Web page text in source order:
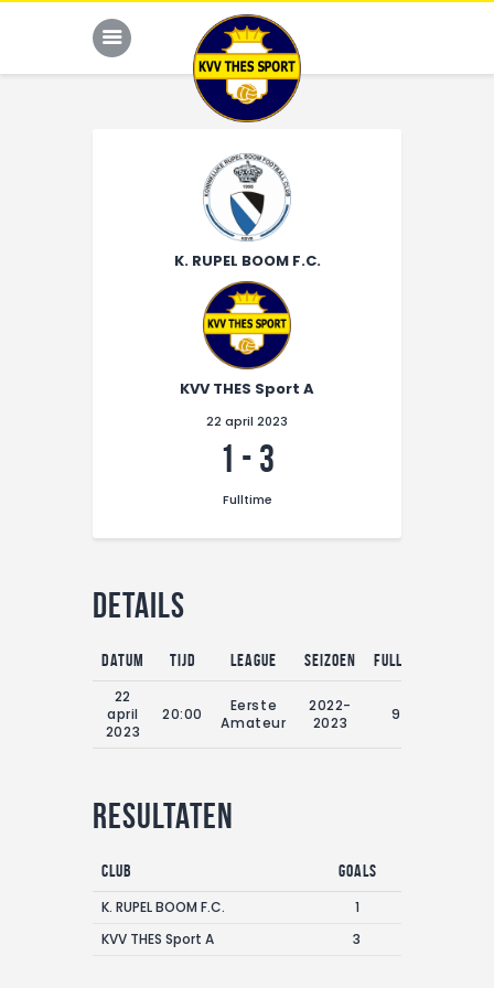
JONG THES
K. RUPEL BOOM F.C.
KVV THES Sport A
22 april 2023
1 - 3
Fulltime
Details
Datum Tijd League Seizoen
Fulltime
22
april
2023
20:00
Eerste
Amateur
2022-
2023
90'
Resultaten
Club
Goals
K. RUPEL BOOM F.C.
1
KVV THES Sport A
3